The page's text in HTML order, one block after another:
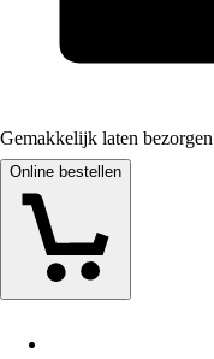
Gemakkelijk laten bezorgen
Online bestellen